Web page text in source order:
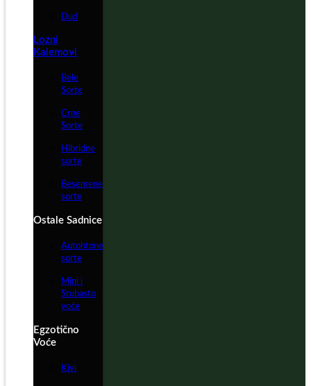
Dud
Lozni
Kalemovi
Bele
Sorte
Crne
Sorte
Hibridne
sorte
Besemene
sorte
Ostale Sadnice
Autohtone
sorte
Mini i
Stubasto
voće
Egzotično
Voće
Kivi